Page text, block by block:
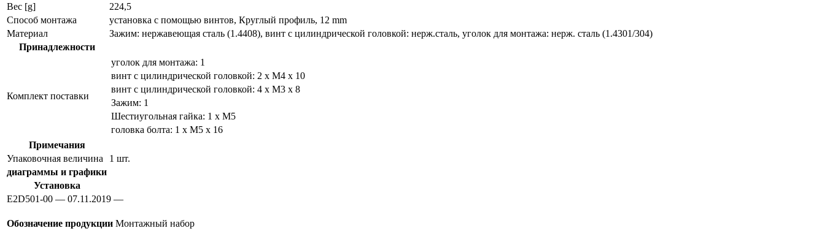
Вес [g]
224,5
Способ монтажа
установка с помощью винтов, Круглый профиль, 12 mm
Материал
Зажим: нержавеющая сталь (1.4408), винт с цилиндрической головкой: нерж.сталь, уголок для монтажа: нерж. сталь (1.4301/304)
Принадлежности
Комплект поставки
уголок для монтажа: 1
винт с цилиндрической головкой: 2 x M4 x 10
винт с цилиндрической головкой: 4 x M3 x 8
Зажим: 1
Шестиугольная гайка: 1 x M5
головка болта: 1 x M5 x 16
Примечания
Упаковочная величина
1 шт.
диаграммы и графики
Установка
E2D501-00 — 07.11.2019 —
Обозначение продукции Монтажный набор